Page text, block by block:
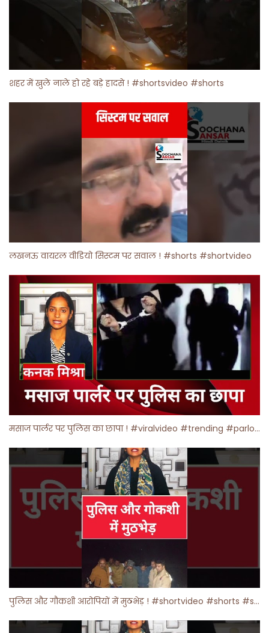
शहर में खुले नाले हो रहे बड़े हादसे ! #shortsvideo #shorts
लखनऊ वायरल वीडियो सिस्टम पर सवाल ! #shorts #shortvideo
मसाज पार्लर पर पुलिस का छापा ! #viralvideo #trending #parlour
पुलिस और गौकशी आरोपियों में मुठभेड़ ! #shortvideo #shorts #shortsfeed